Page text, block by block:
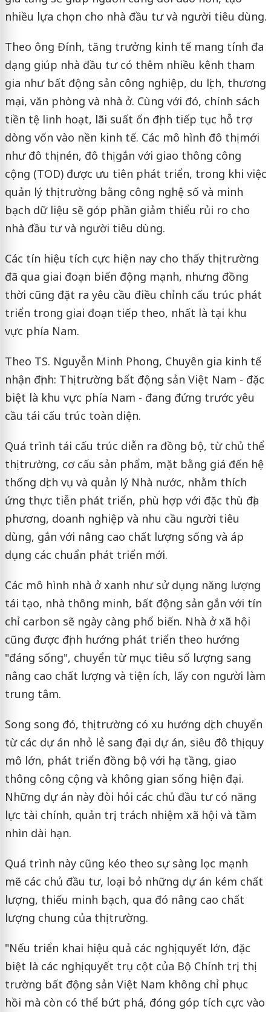
nhiều lựa chọn cho nhà đầu tư và người tiêu dùng.
Theo ông Đính, tăng trưởng kinh tế mang tính đa
dạng giúp nhà đầu tư có thêm nhiều kênh tham
gia như bất động sản công nghiệp, du lịch, thương
mại, văn phòng và nhà ở. Cùng với đó, chính sách
tiền tệ linh hoạt, lãi suất ổn định tiếp tục hỗ trợ
dòng vốn vào nền kinh tế. Các mô hình đô thị mới
như đô thị nén, đô thị gắn với giao thông công
cộng (TOD) được ưu tiên phát triển, trong khi việc
quản lý thị trường bằng công nghệ số và minh
bạch dữ liệu sẽ góp phần giảm thiểu rủi ro cho
nhà đầu tư và người tiêu dùng.
Các tín hiệu tích cực hiện nay cho thấy thị trường
đã qua giai đoạn biến động mạnh, nhưng đồng
thời cũng đặt ra yêu cầu điều chỉnh cấu trúc phát
triển trong giai đoạn tiếp theo, nhất là tại khu
vực phía Nam.
Theo TS. Nguyễn Minh Phong, Chuyên gia kinh tế
nhận định: Thị trường bất động sản Việt Nam - đặc
biệt là khu vực phía Nam - đang đứng trước yêu
cầu tái cấu trúc toàn diện.
Quá trình tái cấu trúc diễn ra đồng bộ, từ chủ thể
thị trường, cơ cấu sản phẩm, mặt bằng giá đến hệ
thống dịch vụ và quản lý Nhà nước, nhằm thích
ứng thực tiễn phát triển, phù hợp với đặc thù địa
phương, doanh nghiệp và nhu cầu người tiêu
dùng, gắn với nâng cao chất lượng sống và áp
dụng các chuẩn phát triển mới.
Các mô hình nhà ở xanh như sử dụng năng lượng
tái tạo, nhà thông minh, bất động sản gắn với tín
chỉ carbon sẽ ngày càng phổ biến. Nhà ở xã hội
cũng được định hướng phát triển theo hướng
"đáng sống", chuyển từ mục tiêu số lượng sang
nâng cao chất lượng và tiện ích, lấy con người làm
trung tâm.
Song song đó, thị trường có xu hướng dịch chuyển
từ các dự án nhỏ lẻ sang đại dự án, siêu đô thị quy
mô lớn, phát triển đồng bộ với hạ tầng, giao
thông công cộng và không gian sống hiện đại.
Những dự án này đòi hỏi các chủ đầu tư có năng
lực tài chính, quản trị, trách nhiệm xã hội và tầm
nhìn dài hạn.
Quá trình này cũng kéo theo sự sàng lọc mạnh
mẽ các chủ đầu tư, loại bỏ những dự án kém chất
lượng, thiếu minh bạch, qua đó nâng cao chất
lượng chung của thị trường.
"Nếu triển khai hiệu quả các nghị quyết lớn, đặc
biệt là các nghị quyết trụ cột của Bộ Chính trị, thị
trường bất động sản Việt Nam không chỉ phục
hồi mà còn có thể bứt phá, đóng góp tích cực vào